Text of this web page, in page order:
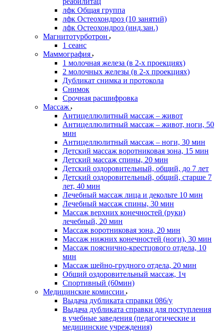
лфк Общая группа
лфк Остеохондроз (10 занятий)
лфк Остеохондроз (инд.зан.)
Магнитотурботрон
1 сеанс
Маммография
1 молочная железа (в 2-х проекциях)
2 молочных железы (в 2-х проекциях)
Дубликат снимка и протокола
Снимок
Срочная расшифровка
Массаж
Антицеллюлитный массаж – живот
Антицеллюлитный массаж – живот, ноги, 50
мин
Антицеллюлитный массаж – ноги, 30 мин
Детский массаж воротниковая зона, 15 мин
Детский массаж спины, 20 мин
Детский оздоровительный, общий, до 7 лет
Детский оздоровительный, общий, старше 7
лет, 40 мин
Лечебный массаж лица и декольте 10 мин
Лечебный массаж спины, 30 мин
Массаж верхних конечностей (руки)
лечебный, 20 мин
Массаж воротниковая зона, 20 мин
Массаж нижних конечностей (ноги), 30 мин
Массаж пояснично-крестцового отдела, 10
мин
Массаж шейно-грудного отдела, 20 мин
Общий оздоровительный массаж, 1ч
Спортивный (60мин)
Медицинские комиссии
Выдача дубликата справки 086/у
Выдача дубликата справки для поступления
в учебные заведения (педагогические и
медицинские учреждения)